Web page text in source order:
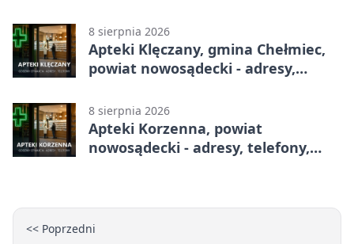
8 sierpnia 2026
Apteki Klęczany, gmina Chełmiec,
powiat nowosądecki - adresy,
8 sierpnia 2026
Apteki Korzenna, powiat
nowosądecki - adresy, telefony,
<< Poprzedni